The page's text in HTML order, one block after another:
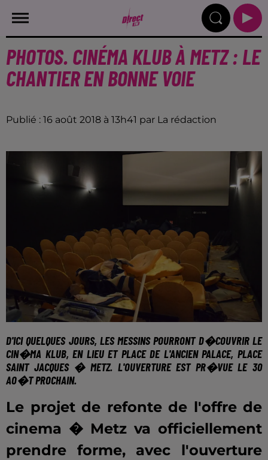
PHOTOS. CINÉMA KLUB À METZ : LE
CHANTIER EN BONNE VOIE
Publié : 16 août 2018 à 13h41 par La rédaction
D'ICI QUELQUES JOURS, LES MESSINS POURRONT D�COUVRIR LE
CIN�MA KLUB, EN LIEU ET PLACE DE L'ANCIENPALACE, PLACE
SAINT JACQUES � METZ. L'OUVERTURE EST PR�VUE LE 30
AO�T PROCHAIN.
Le projet de refonte de l'offre de
cinema � Metz va officiellement
prendre forme, avec l'ouverture